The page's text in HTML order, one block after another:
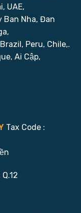
UAE,
Ban Nha, Đan
Peru, Chile,.
Ai Cập,
Tax Code :